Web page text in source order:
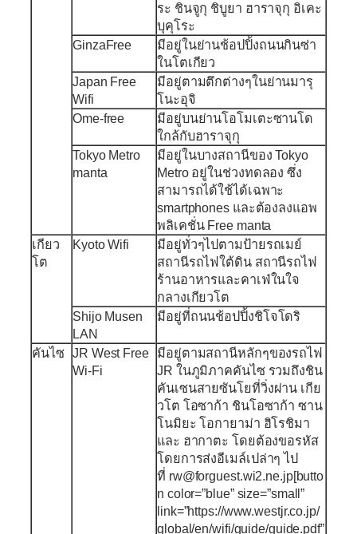
ระ ชินจูกุ ชิบูยา ฮาราจุกุ อิเคะ
บุคุโระ
GinzaFree
มีอยู่ในย่านช้อปปิ้งถนนกินซ่า
ในโตเกียว
Japan Free
Wifi
มีอยู่ตามตึกต่างๆในย่านมารุ
โนะอุจิ
Ome-free
มีอยู่บนย่านโอโมเตะซานโด
ใกล้กับฮาราจุกุ
Tokyo Metro
manta
มีอยู่ในบางสถานีของ Tokyo
Metro อยู่ในช่วงทดลอง ซึ่ง
สามารถได้ใช้ได้เฉพาะ
smartphones และต้องลงแอพ
พลิเคชั่น Free manta
เกียว
โต
Kyoto Wifi
มีอยู่ทั่วๆไปตามป้ายรถเมย์
สถานีรถไฟใต้ดิน สถานีรถไฟ
ร้านอาหารและคาเฟ่ในใจ
กลางเกียวโต
Shijo Musen
LAN
มีอยู่ที่ถนนช้อปปิ้งชิโจโดริ
คันไซ JR West Free
Wi-Fi
มีอยู่ตามสถานีหลักๆของรถไฟ
JR ในภูมิภาคคันไซ รวมถึงชิน
คันเซนสายซันโยที่วิ่งผ่าน เกีย
วโต โอซาก้า ชินโอซาก้า ซาน
โนมิยะ โอกายาม่า ฮิโรชิมา
และ ฮากาตะ โดยต้องขอรหัส
โดยการส่งอีเมล์เปล่าๆ ไป
ที่ rw@forguest.wi2.ne.jp[butto
n color=”blue” size=”small”
link=”https://www.westjr.co.jp/
global/en/wifi/guide/guide.pdf”